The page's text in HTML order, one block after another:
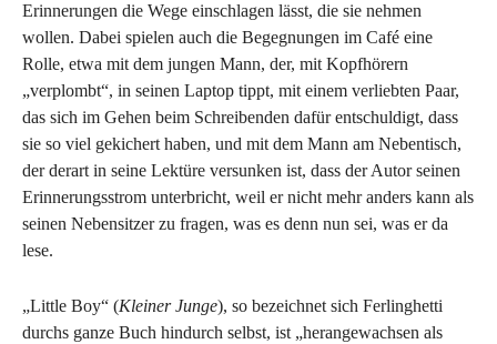
Erinnerungen die Wege einschlagen lässt, die sie nehmen
wollen. Dabei spielen auch die Begegnungen im Café eine
Rolle, etwa mit dem jungen Mann, der, mit Kopfhörern
„verplombt“, in seinen Laptop tippt, mit einem verliebten Paar,
das sich im Gehen beim Schreibenden dafür entschuldigt, dass
sie so viel gekichert haben, und mit dem Mann am Nebentisch,
der derart in seine Lektüre versunken ist, dass der Autor seinen
Erinnerungsstrom unterbricht, weil er nicht mehr anders kann als
seinen Nebensitzer zu fragen, was es denn nun sei, was er da
lese.
„Little Boy“ (Kleiner Junge), so bezeichnet sich Ferlinghetti
durchs ganze Buch hindurch selbst, ist „herangewachsen als